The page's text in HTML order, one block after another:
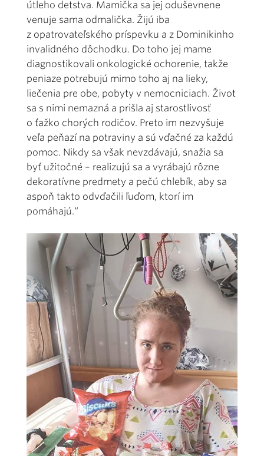
útleho detstva. Mamička sa jej oduševnene
venuje sama odmalička. Žijú iba
z opatrovateľského príspevku a z Dominikinho
invalidného dôchodku. Do toho jej mame
diagnostikovali onkologické ochorenie, takže
peniaze potrebujú mimo toho aj na lieky,
liečenia pre obe, pobyty v nemocniciach. Život
sa s nimi nemazná a prišla aj starostlivosť
o ťažko chorých rodičov. Preto im nezvyšuje
veľa peňazí na potraviny a sú vďačné za každú
pomoc. Nikdy sa však nevzdávajú, snažia sa
byť užitočné – realizujú sa a vyrábajú rôzne
dekoratívne predmety a pečú chlebík, aby sa
aspoň takto odvďačili ľuďom, ktorí im
pomáhajú.“